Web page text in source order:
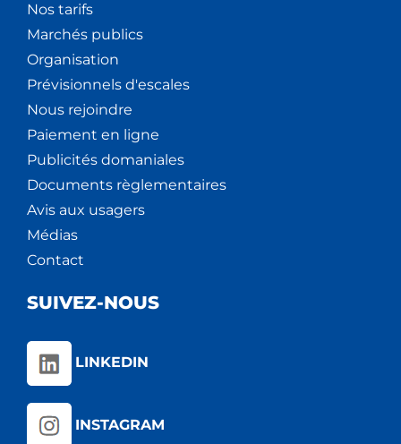
Nos tarifs
Marchés publics
Organisation
Prévisionnels d'escales
Nous rejoindre
Paiement en ligne
Publicités domaniales
Documents règlementaires
Avis aux usagers
Médias
Contact
SUIVEZ-NOUS
LINKEDIN
INSTAGRAM